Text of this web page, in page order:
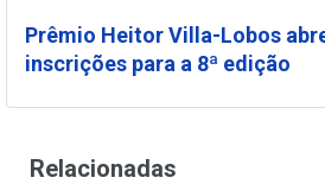
Prêmio Heitor Villa-Lobos
inscrições para a 8ª edição
Relacionadas